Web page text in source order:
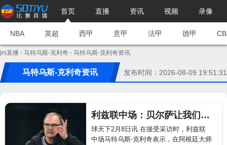
首页 直播 资讯 视频 录像
NBA 英超 西甲 意甲 法甲 德甲
jrs直播 - 马特乌斯-克利奇 - 马特乌斯-克利奇资讯
马特乌斯-克利奇资讯 发布时间：2026-08-09 19:51:31
利兹联中场：贝尔萨让我们发挥了150%的能力 我们全员都处在最佳身体状态
球天下2月8日讯 在接受采访时，利兹联
中场马特乌斯-克利奇表示，在阿根廷大师